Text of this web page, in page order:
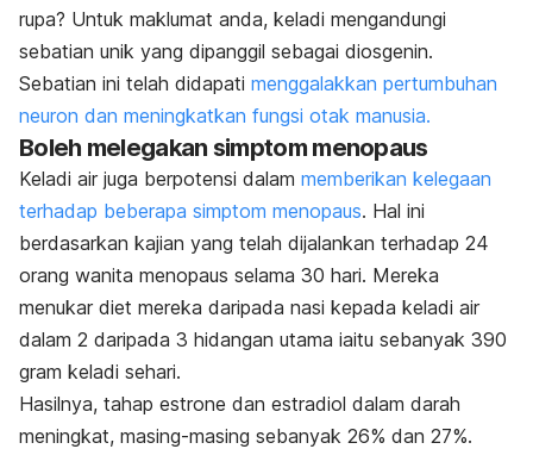
rupa? Untuk maklumat anda, keladi mengandungi
sebatian unik yang dipanggil sebagai diosgenin.
Sebatian ini telah didapati menggalakkan pertumbuhan
neuron dan meningkatkan fungsi otak manusia.
Boleh melegakan simptom menopaus
Keladi air juga berpotensi dalam memberikan kelegaan
terhadap beberapa simptom menopaus. Hal ini
berdasarkan kajian yang telah dijalankan terhadap 24
orang wanita menopaus selama 30 hari. Mereka
menukar diet mereka daripada nasi kepada keladi air
dalam 2 daripada 3 hidangan utama iaitu sebanyak 390
gram keladi sehari.
Hasilnya, tahap estrone dan estradiol dalam darah
meningkat, masing-masing sebanyak 26% dan 27%.